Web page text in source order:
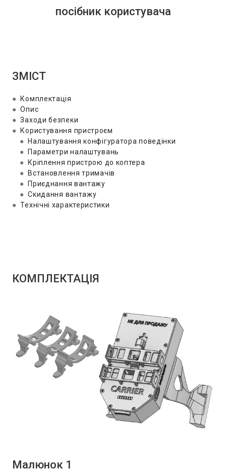
посібник користувача
ЗМІСТ
● Комплектація
●Опис
●Заходи безпеки
● Користування пристроєм
●
Налаштування конфігуратора поведінки
●
Параметри налаштувань
●
Кріплення пристрою до коптера
●
Встановлення тримачів
●
Приєднання вантажу
●Скидання вантажу
●Технічні характеристики
КОМПЛЕКТАЦІЯ
Малюнок 1